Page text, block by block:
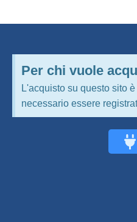
Per chi vuole
L'acquisto su questo sito
necessario essere